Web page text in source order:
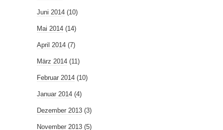
Juni 2014 (10)
Mai 2014 (14)
April 2014 (7)
März 2014 (11)
Februar 2014 (10)
Januar 2014 (4)
Dezember 2013 (3)
November 2013 (5)